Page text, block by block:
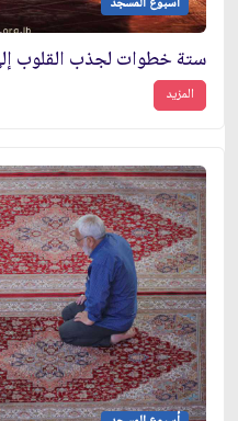
ستة خطوات لجذب القلوب
المزيد